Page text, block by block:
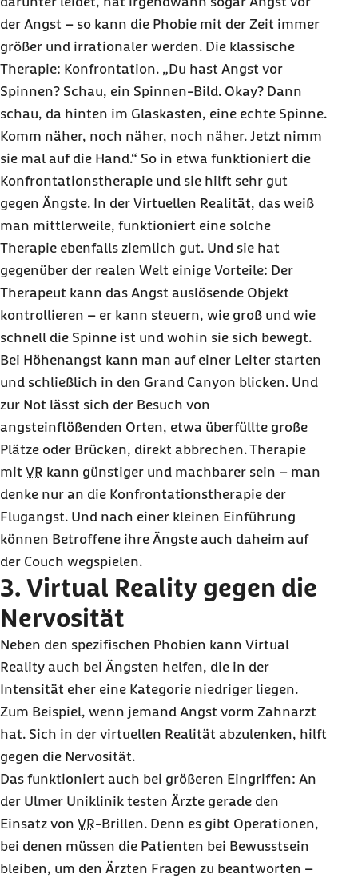
der Angst – so kann die Phobie mit der Zeit immer
größer und irrationaler werden. Die klassische
Therapie: Konfrontation. „Du hast Angst vor
Spinnen? Schau, ein Spinnen-Bild. Okay? Dann
schau, da hinten im Glaskasten, eine echte Spinne.
Komm näher, noch näher, noch näher. Jetzt nimm
sie mal auf die Hand.“ So in etwa funktioniert die
Konfrontationstherapie und sie hilft sehr gut
gegen Ängste. In der Virtuellen Realität, das weiß
man mittlerweile, funktioniert eine solche
Therapie ebenfalls ziemlich gut. Und sie hat
gegenüber der realen Welt einige Vorteile: Der
Therapeut kann das Angst auslösende Objekt
kontrollieren – er kann steuern, wie groß und wie
schnell die Spinne ist und wohin sie sich bewegt.
Bei Höhenangst kann man auf einer Leiter starten
und schließlich in den Grand Canyon blicken. Und
zur Not lässt sich der Besuch von
angsteinflößenden Orten, etwa überfüllte große
Plätze oder Brücken, direkt abbrechen. Therapie
mit VR kann günstiger und machbarer sein – man
denke nur an die Konfrontationstherapie der
Flugangst. Und nach einer kleinen Einführung
können Betroffene ihre Ängste auch daheim auf
der Couch wegspielen.
3. Virtual Reality gegen die
Nervosität
Neben den spezifischen Phobien kann Virtual
Reality auch bei Ängsten helfen, die in der
Intensität eher eine Kategorie niedriger liegen.
Zum Beispiel, wenn jemand Angst vorm Zahnarzt
hat. Sich in der virtuellen Realität abzulenken, hilft
gegen die Nervosität.
Das funktioniert auch bei größeren Eingriffen: An
der Ulmer Uniklinik testen Ärzte gerade den
Einsatz von VR-Brillen. Denn es gibt Operationen,
bei denen müssen die Patienten bei Bewusstsein
bleiben, um den Ärzten Fragen zu beantworten –